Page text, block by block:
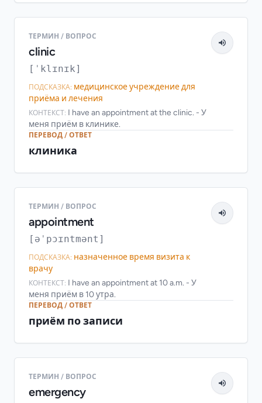
ТЕРМИН / ВОПРОС
clinic
[ˈklɪnɪk]
ПОДСКАЗКА: медицинское учреждение для
приёма и лечения
КОНТЕКСТ:
I have an appointment at the clinic. - У
меня приём в клинике.
ПЕРЕВОД / ОТВЕТ
клиника
ТЕРМИН / ВОПРОС
appointment
[əˈpɔɪntmənt]
ПОДСКАЗКА: назначенное время визита к
врачу
КОНТЕКСТ:
I have an appointment at 10 a.m. - У
меня приём в 10 утра.
ПЕРЕВОД / ОТВЕТ
приём по записи
ТЕРМИН / ВОПРОС
emergency